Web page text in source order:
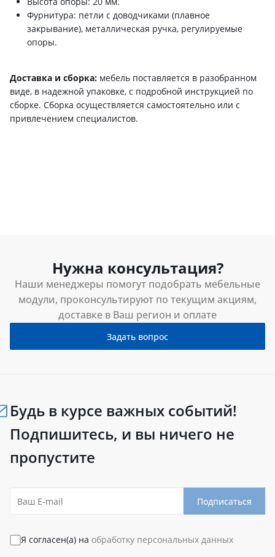
Фурнитура: петли с доводчиками (плавное
закрывание), металлическая ручка, регулируемые
опоры.
Доставка и сборка: мебель поставляется в разобранном
виде, в надежной упаковке, с подробной инструкцией по
сборке. Сборка осуществляется самостоятельно или с
привлечением специалистов.
Нужна консультация?
Наши менеджеры помогут подобрать мебельные
модули, проконсультируют по текущим акциям,
доставке в Ваш регион и оплате
Задать вопрос
Будь в курсе важных событий!
Подпишитесь, и вы ничего не
пропустите
Подписаться
Я согласен(а) на обработку персональных данных